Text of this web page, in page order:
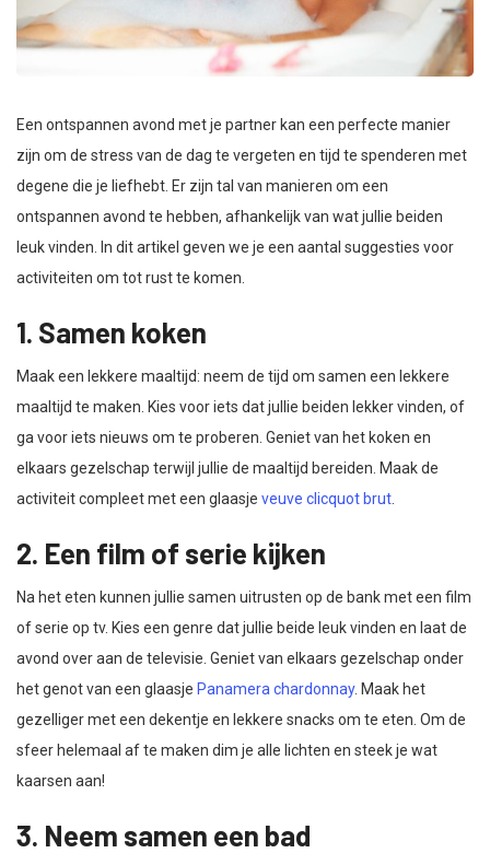
Een ontspannen avond met je partner kan een perfecte manier
zijn om de stress van de dag te vergeten en tijd te spenderen met
degene die je liefhebt. Er zijn tal van manieren om een
ontspannen avond te hebben, afhankelijk van wat jullie beiden
leuk vinden. In dit artikel geven we je een aantal suggesties voor
activiteiten om tot rust te komen.
1. Samen koken
Maak een lekkere maaltijd: neem de tijd om samen een lekkere
maaltijd te maken. Kies voor iets dat jullie beiden lekker vinden, of
ga voor iets nieuws om te proberen. Geniet van het koken en
elkaars gezelschap terwijl jullie de maaltijd bereiden. Maak de
activiteit compleet met een glaasje veuve clicquot brut
2. Een film of serie kijken
Na het eten kunnen jullie samen uitrusten op de bank met een film
of serie op tv. Kies een genre dat jullie beide leuk vinden en laat de
avond over aan de televisie. Geniet van elkaars gezelschap onder
het genot van een glaasje Panamera chardonnay. Maak het
gezelliger met een dekentje en lekkere snacks om te eten. Om de
sfeer helemaal af te maken dim je alle lichten en steek je wat
kaarsen aan!
3. Neem samen een bad